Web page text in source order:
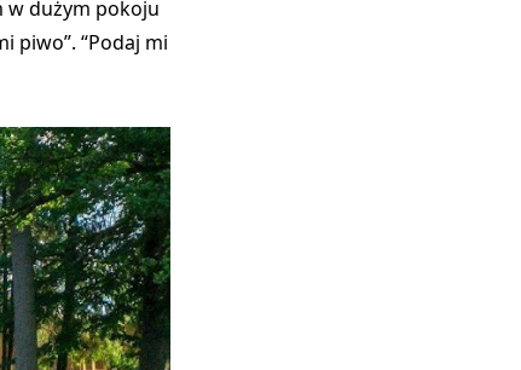
w dużym pokoju
piwo”. “Podaj mi